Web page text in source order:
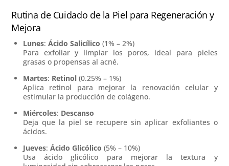
Rutina de Cuidado de la Piel para Regeneración y
Mejora
Lunes: Ácido Salicílico (1% – 2%)
Para exfoliar y limpiar los poros, ideal para pieles
grasas o propensas al acné.
Martes: Retinol(0.25% – 1%)
Aplica retinol para mejorar la renovación celular y
estimular la producción de colágeno.
Miércoles: Descanso
Deja que la piel se recupere sin aplicar exfoliantes o
ácidos.
Jueves: Ácido Glicólico (5% – 10%)
Usa ácido glicólico para mejorar la textura y